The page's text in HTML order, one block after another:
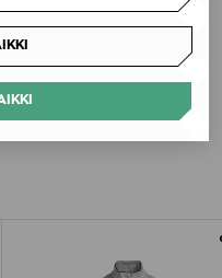
Germany